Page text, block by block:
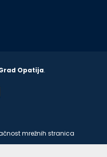
Opatija.
mrežnih stranica